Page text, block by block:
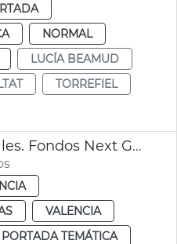
NORMAL
LUCÍA BEAMUD
TORREFIEL
Mercados municipales. Fondos Next Generation
VALENCIA
TEMÁTICA